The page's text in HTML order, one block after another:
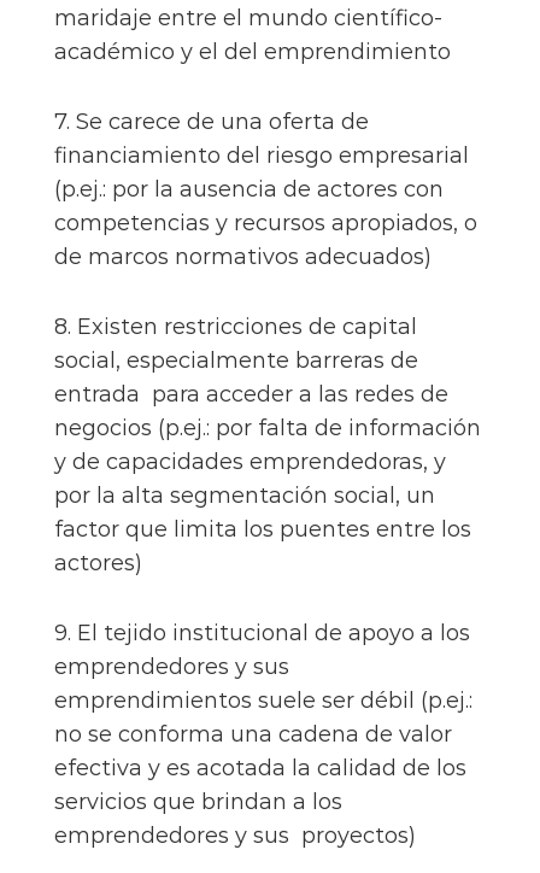
maridaje entre el mundo científico-
académico y el del emprendimiento
7. Se carece de una oferta de
financiamiento del riesgo empresarial
(p.ej.: por la ausencia de actores con
competencias y recursos apropiados, o
de marcos normativos adecuados)
8. Existen restricciones de capital
social, especialmente barreras de
entrada para acceder a las redes de
negocios (p.ej.: por falta de información
y de capacidades emprendedoras, y
por la alta segmentación social, un
factor que limita los puentes entre los
actores)
9. El tejido institucional de apoyo a los
emprendedores y sus
emprendimientos suele ser débil (p.ej.:
no se conforma una cadena de valor
efectiva y es acotada la calidad de los
servicios que brindan a los
emprendedores y sus proyectos)